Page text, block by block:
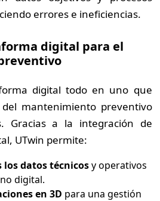
errores e ineficiencias.
digital para el
digital todo en uno que
mantenimiento preventivo
Gracias a la integración de
UTwin permite:
datos técnicosy operativos
digital.
en 3D para una gestión